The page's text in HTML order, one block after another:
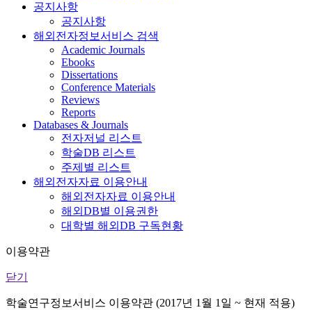
공지사항
공지사항
해외전자정보서비스 검색
Academic Journals
Ebooks
Dissertations
Conference Materials
Reviews
Reports
Databases & Journals
전자저널 리스트
학술DB 리스트
주제별 리스트
해외전자자료 이용안내
해외전자자료 이용안내
해외DB별 이용권한
대학별 해외DB 구독현황
이용약관
닫기
학술연구정보서비스 이용약관 (2017년 1월 1일 ~ 현재 적용)